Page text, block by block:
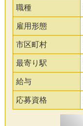
職種
雇用形態
市区町村
最寄り駅
給与
応募資格